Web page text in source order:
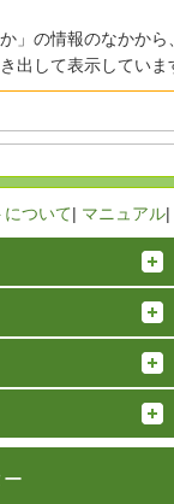
」の情報のなかか
出して表示していま
について| マニュアル|